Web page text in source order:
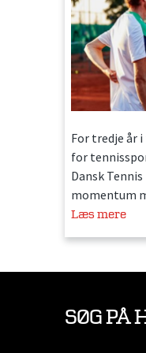
For tredje år
for
Dansk
momentum
Læs mere
SØG PÅ